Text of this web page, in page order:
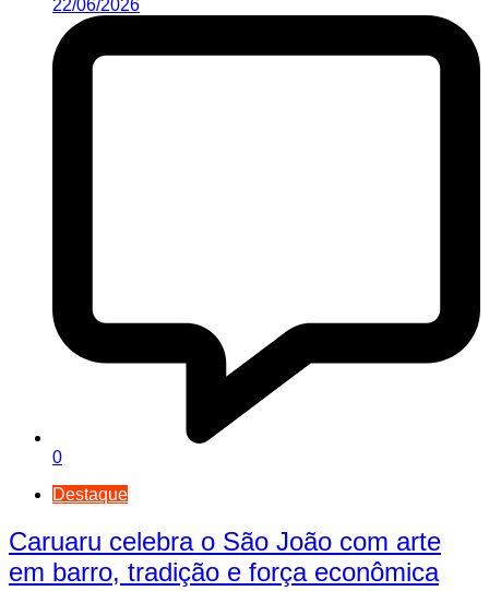
22/06/2026
0
Destaque
Caruaru celebra o São João com arte
em barro, tradição e força econômica